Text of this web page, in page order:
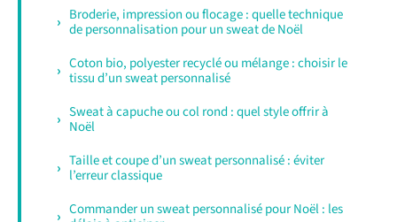
Broderie, impression ou flocage : quelle technique
de personnalisation pour un sweat de Noël
Coton bio, polyester recyclé ou mélange : choisir le
tissu d’un sweat personnalisé
Sweat à capuche ou col rond : quel style offrir à
Noël
Taille et coupe d’un sweat personnalisé : éviter
l’erreur classique
Commander un sweat personnalisé pour Noël : les